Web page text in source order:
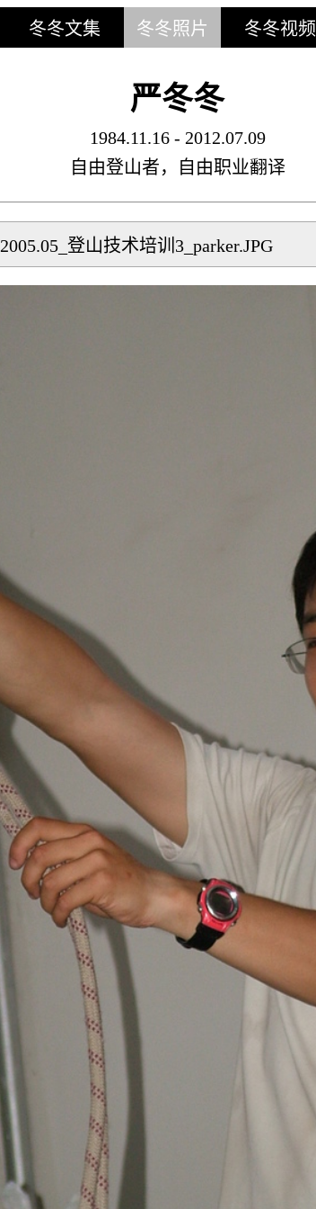
冬冬文集 冬冬照片 冬冬视频
严冬冬
1984.11.16 - 2012.07.09
自由登山者，自由职业翻译
2005.05_登山技术培训3_parker.JPG